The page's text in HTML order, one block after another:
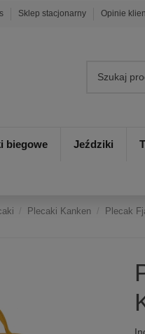
Sklep stacjonarny Opinie
biegowe Jeździki
Plecaki Kanken Plecak